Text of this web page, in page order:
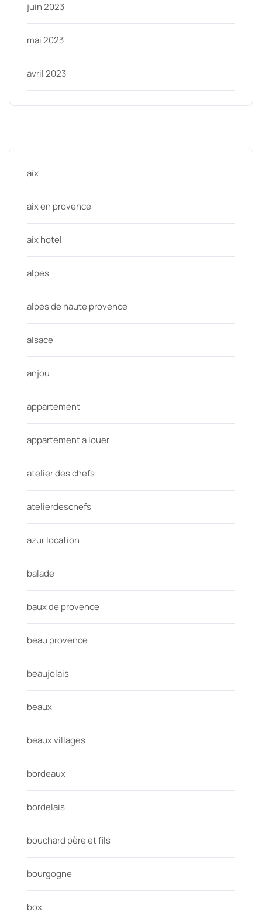
juin 2023
mai 2023
avril 2023
aix
aix en provence
aix hotel
alpes
alpes de haute provence
alsace
anjou
appartement
appartement a louer
atelier des chefs
atelierdeschefs
azur location
balade
baux de provence
beau provence
beaujolais
beaux
beaux villages
bordeaux
bordelais
bouchard père et fils
bourgogne
box